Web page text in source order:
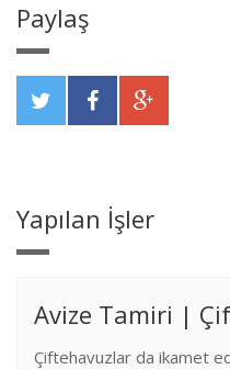
Paylaş
Yapılan İşler
Avize Tamiri |
Çiftehavuzlar da ikamet